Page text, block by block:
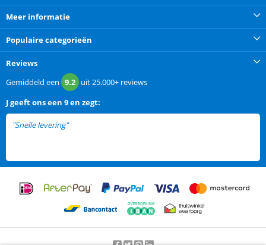
Meer informatie
Populaire categorieën
Reviews
Gemiddeld een 9.2 uit25.000+ reviews
Jgeeft ons een 9 en zegt:
"Snelle levering"